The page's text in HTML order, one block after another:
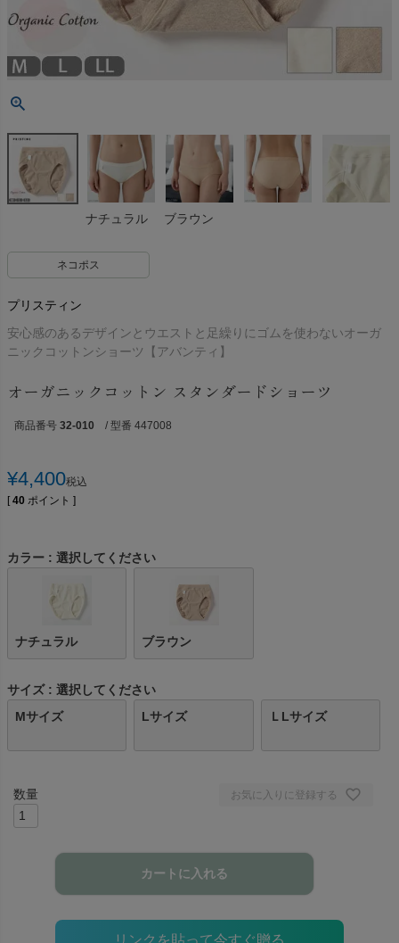
ナチュラル ブラウン
ネコポス
プリスティン
安心感のあるデザインとウエストと足繰りにゴムを使わないオーガ
ニックコットンショーツ【アバンティ】
オーガニックコットン スタンダードショーツ
商品番号 32-010 / 型番 447008
¥4,400税込
[ 40 ポイント ]
カラー 選択してください
ナチュラル ブラウン
サイズ
選択してください
Mサイズ
Lサイズ ＬLサイズ
お気に入りに登録する
カートに入れる